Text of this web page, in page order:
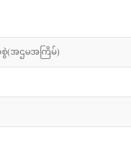
စွဲ(အဌမအကြိမ်)